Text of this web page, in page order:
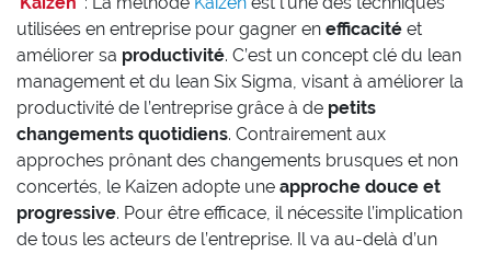
utilisées en entreprise pour gagner en efficacité et
améliorer sa productivité. C’est un concept clé du lean
management et du lean Six Sigma, visant à améliorer la
productivité de l’entreprise grâce à de petits
changements quotidiens. Contrairement aux
approches prônant des changements brusques et non
concertés, le Kaizen adopte une approche douce et
progressive. Pour être efficace, il nécessite l’implication
de tous les acteurs de l’entreprise. Il va au-delà d’un